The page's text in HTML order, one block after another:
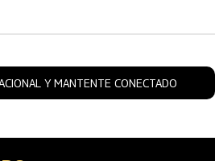
Y MANTENTE CONECTADO